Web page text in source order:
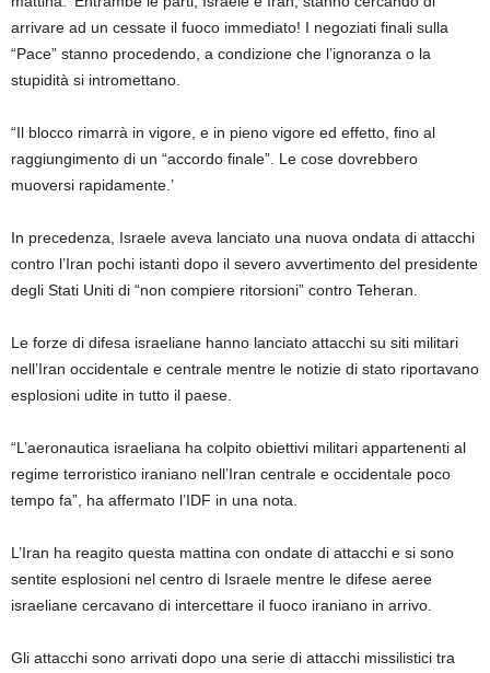
arrivare ad un cessate il fuoco immediato! I negoziati finali sulla
“Pace” stanno procedendo, a condizione che l’ignoranza o la
stupidità si intromettano.
“Il blocco rimarrà in vigore, e in pieno vigore ed effetto, fino al
raggiungimento di un “accordo finale”. Le cose dovrebbero
muoversi rapidamente.’
In precedenza, Israele aveva lanciato una nuova ondata di attacchi
contro l’Iran pochi istanti dopo il severo avvertimento del presidente
degli Stati Uniti di “non compiere ritorsioni” contro Teheran.
Le forze di difesa israeliane hanno lanciato attacchi su siti militari
nell’Iran occidentale e centrale mentre le notizie di stato riportavano
esplosioni udite in tutto il paese.
“L’aeronautica israeliana ha colpito obiettivi militari appartenenti al
regime terroristico iraniano nell’Iran centrale e occidentale poco
tempo fa”, ha affermato l’IDF in una nota.
L’Iran ha reagito questa mattina con ondate di attacchi e si sono
sentite esplosioni nel centro di Israele mentre le difese aeree
israeliane cercavano di intercettare il fuoco iraniano in arrivo.
Gli attacchi sono arrivati ​​dopo una serie di attacchi missilistici tra